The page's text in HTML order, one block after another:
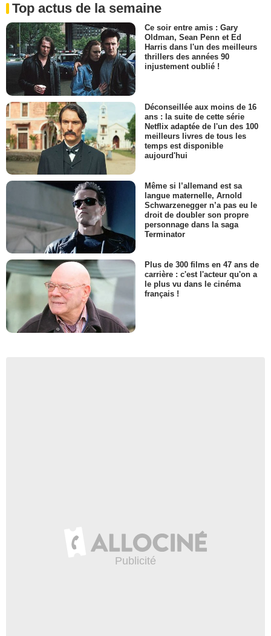
Top actus de la semaine
Ce soir entre amis : Gary
Oldman, Sean Penn et Ed
Harris dans l'un des meilleurs
thrillers des années 90
injustement oublié !
Déconseillée aux moins de 16
ans : la suite de cette série
Netflix adaptée de l'un des 100
meilleurs livres de tous les
temps est disponible
aujourd'hui
Même si l’allemand est sa
langue maternelle, Arnold
Schwarzenegger n’a pas eu le
droit de doubler son propre
personnage dans la saga
Terminator
Plus de 300 films en 47 ans de
carrière : c'est l'acteur qu'on a
le plus vu dans le cinéma
français !